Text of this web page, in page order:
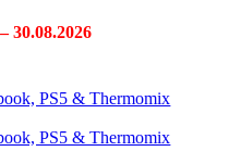
30.08.2026